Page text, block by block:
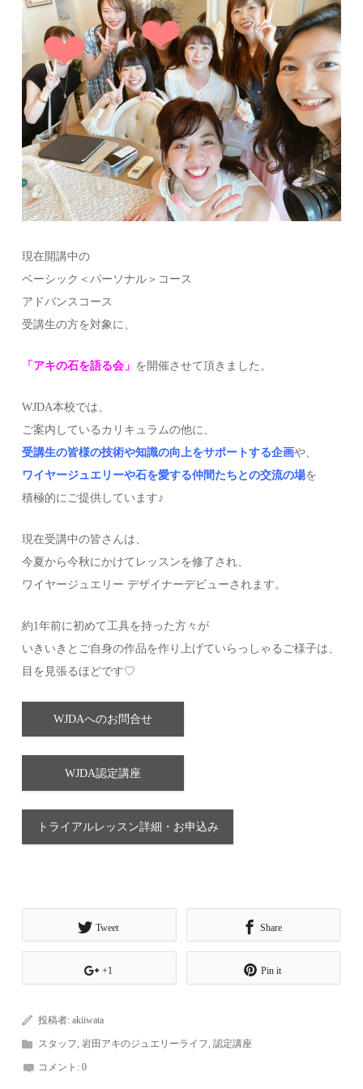
現在開講中の
ベーシック＜パーソナル＞コース
アドバンスコース
受講生の方を対象に、
「アキの石を語る会」 を開催させて頂きました。
WJDA本校では、
ご案内しているカリキュラムの他に、
受講生の皆様の技術や知識の向上をサポートする企画や、
ワイヤージュエリーや石を愛する仲間たちとの交流の場を
積極的にご提供しています♪
現在受講中の皆さんは、
今夏から今秋にかけてレッスンを修了され、
ワイヤージュエリー デザイナーデビューされます。
約1年前に初めて工具を持った方々が
いきいきとご自身の作品を作り上げていらっしゃるご様子は、
目を見張るほどです♡
WJDAへのお問合せ
WJDA認定講座
トライアルレッスン詳細・お申込み
Tweet Share
+1 Pin it
投稿者:akiiwata
スタッフ,岩田アキのジュエリーライフ,認定講座
コメント:0